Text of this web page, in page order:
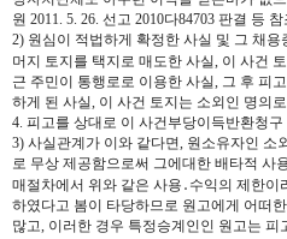
원 2011. 5. 26. 선고 2010다84703 판결 등 참
2) 원심이 적법하게 확정한 사실 및 그 채
머지 토지를 택지로 매도한 사실, 이 사건
근 주민이 통행로로 이용한 사실, 그 후 피
하게 된 사실, 이 사건 토지는 소외인 명의
4. 피고를 상대로 이 사건부당이득반환청
3) 사실관계가 이와 같다면, 원소유자인 소
로 무상 제공함으로써 그에대한 배타적 사
매절차에서 위와 같은 사용․수익의 제한
하였다고 봄이 타당하므로 원고에게 어떠
많고, 이러한 경우 특정승계인인 원고는